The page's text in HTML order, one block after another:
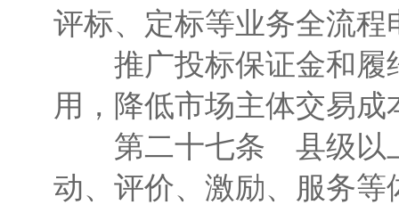
评标、定标等业务全流程
推广投标保证金和履
用，降低市场主体交易成
第二十七条 县级以上
动、评价、激励、服务